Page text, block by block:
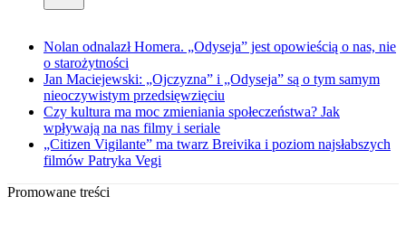
Nolan odnalazł Homera. „Odyseja” jest opowieścią o nas, nie
o starożytności
Jan Maciejewski: „Ojczyzna” i „Odyseja” są o tym samym
nieoczywistym przedsięwzięciu
Czy kultura ma moc zmieniania społeczeństwa? Jak
wpływają na nas filmy i seriale
„Citizen Vigilante” ma twarz Breivika i poziom najsłabszych
filmów Patryka Vegi
Promowane treści